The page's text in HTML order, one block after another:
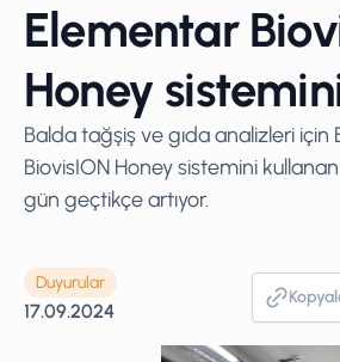
Elementar
Honey
Balda tağşiş ve gıda analizleri için
BiovisION Honey sistemini
gün geçtikçe artıyor.
Duyurular
17.09.2024